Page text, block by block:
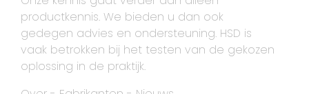
productkennis. We bieden u dan ook
gedegen advies en ondersteuning. HSD is
vaak betrokken bij het testen van de gekozen
oplossing in de praktijk.